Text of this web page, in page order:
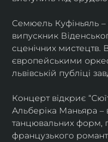
Семюель Куфіньяль
випускник
сценічних мистецтв.
європейськими
львівській публіці
Концерт відкриє
Альберіка Маньяра –
танцювальних форм,
французького